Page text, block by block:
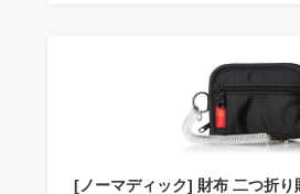
[ノーマディック] 財布 二つ折り